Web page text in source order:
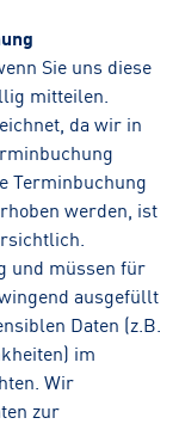
Sie uns diese
mitteilen.
da wir in
Terminbuchung
werden, ist
und müssen für
ausgefüllt
Daten (z.B.
im
Wir
zur